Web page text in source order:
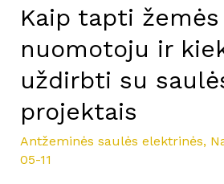
Kaip tapti žemės
nuomotoju ir
uždirbti su
projektais
Antžeminės saulės elektrinės,
05-11
projektais